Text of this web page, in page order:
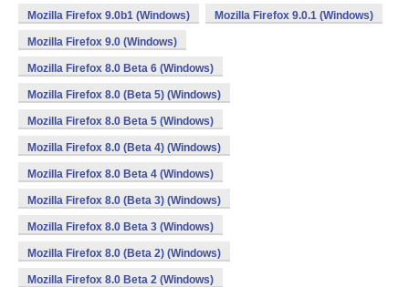
Mozilla Firefox 9.0b1 (Windows) Mozilla Firefox 9.0.1 (Windows)
Mozilla Firefox 9.0 (Windows)
Mozilla Firefox 8.0 Beta 6 (Windows)
Mozilla Firefox 8.0 (Beta 5) (Windows)
Mozilla Firefox 8.0 Beta 5 (Windows)
Mozilla Firefox 8.0 (Beta 4) (Windows)
Mozilla Firefox 8.0 Beta 4 (Windows)
Mozilla Firefox 8.0 (Beta 3) (Windows)
Mozilla Firefox 8.0 Beta 3 (Windows)
Mozilla Firefox 8.0 (Beta 2) (Windows)
Mozilla Firefox 8.0 Beta 2 (Windows)